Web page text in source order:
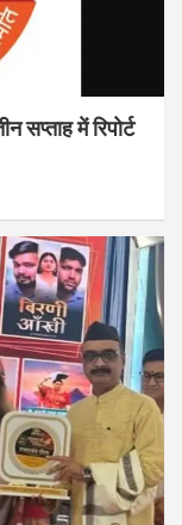
सप्ताह में रिपोर्ट